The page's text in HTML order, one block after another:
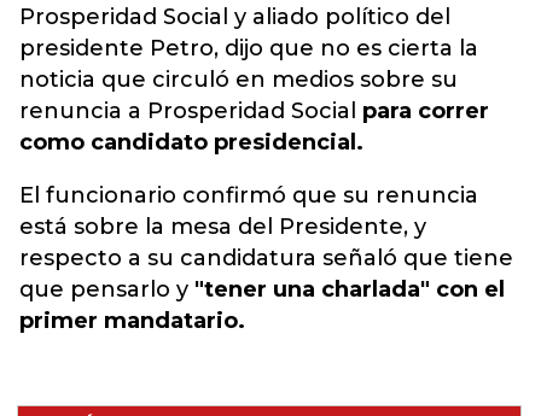
Prosperidad Social y aliado político del
presidente Petro, dijo que no es cierta la
noticia que circuló en medios sobre su
renuncia a Prosperidad Social para correr
como candidato presidencial.
El funcionario confirmó que su renuncia
está sobre la mesa del Presidente, y
respecto a su candidatura señaló que tiene
que pensarlo y "tener una charlada" con el
primer mandatario.